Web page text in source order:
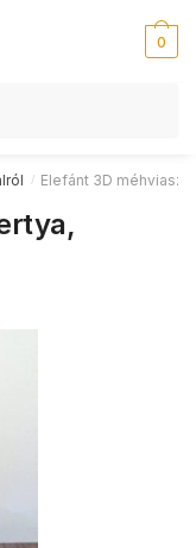
0
/ Elefánt 3D méhviasz